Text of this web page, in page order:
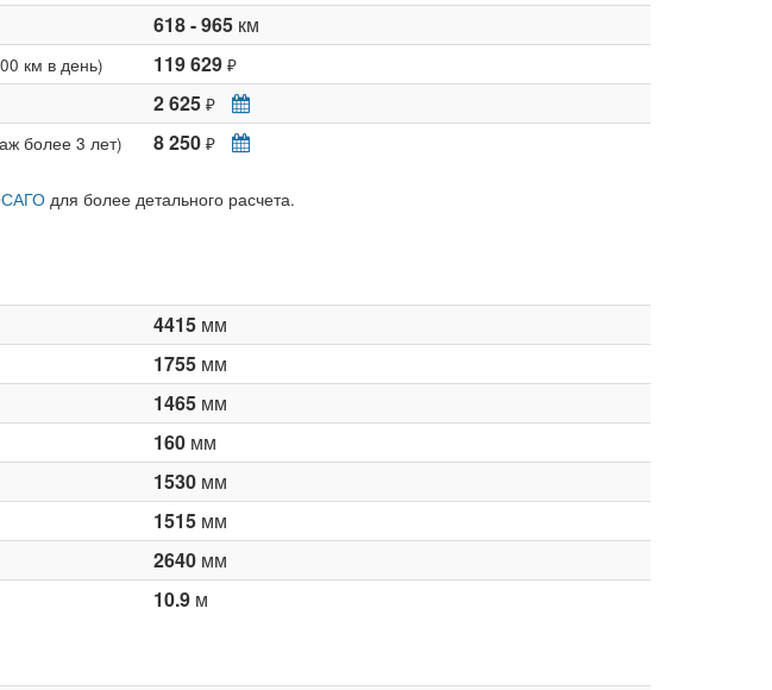
618 - 965км
км в день) 119 629 ₽
2 625 ₽
более 3 лет) 8 250 ₽
для более детального расчета.
4415мм
1755мм
1465мм
160мм
1530мм
1515мм
2640мм
10.9м